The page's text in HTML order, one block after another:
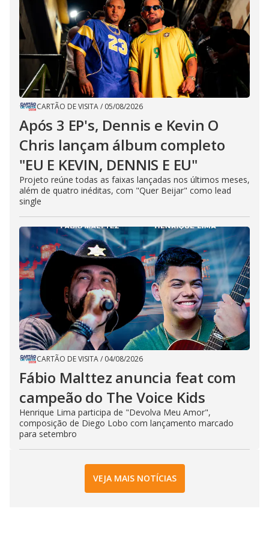
CARTÃO DE VISITA/ 05/08/2026
Após 3 EP's, Dennis e Kevin O
Chris lançam álbum completo
"EU E KEVIN, DENNIS E EU"
Projeto reúne todas as faixas lançadas nos últimos meses,
além de quatro inéditas, com "Quer Beijar" como lead
single
CARTÃO DE VISITA/ 04/08/2026
Fábio Malttez anuncia feat com
campeão do The Voice Kids
Henrique Lima participa de "Devolva Meu Amor",
composição de Diego Lobo com lançamento marcado
para setembro
VEJA MAIS NOTÍCIAS